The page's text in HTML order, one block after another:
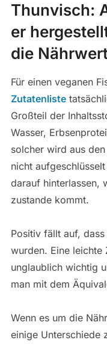
Thunvisch:
er
die
Für einen veganen
Zutatenliste
Großteil der
Wasser,
solcher wird aus
nicht
darauf hinterlassen,
zustande kommt.
Positiv fällt auf,
wurden. Eine leichte
unglaublich wichtig
man mit dem
Wenn es um die
einige Unterschiede